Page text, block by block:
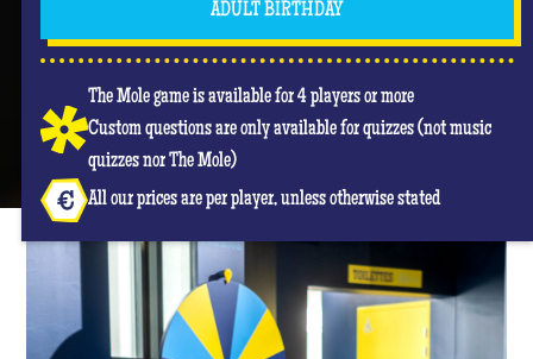
ADULT BIRTHDAY
The Mole game is available for 4 players or more
Custom questions are only available for quizzes (not music
quizzes nor The Mole)
All our prices are per player, unless otherwise stated